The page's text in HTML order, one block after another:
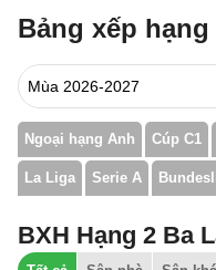
Bảng xếp
Ngoại hạng Anh Cúp C1
La Liga Serie A
BXH Hạng 2 Ba